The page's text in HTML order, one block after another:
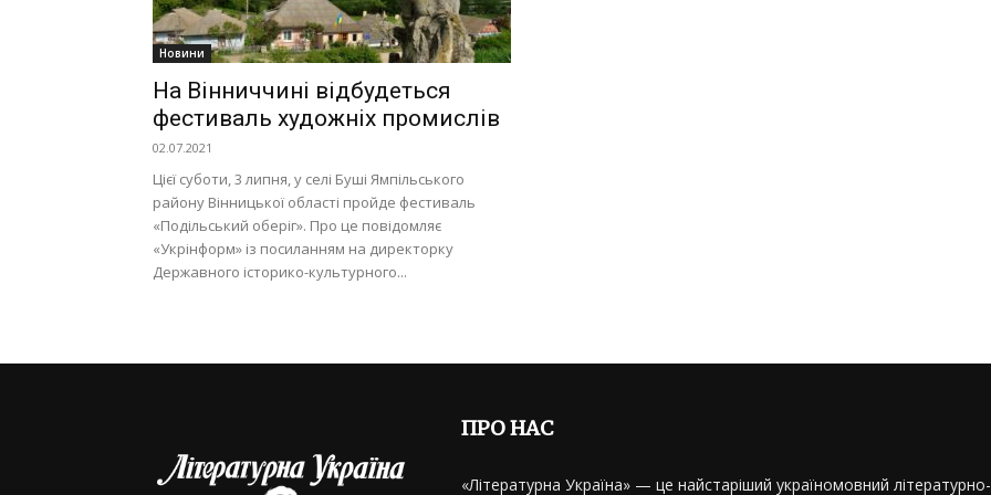
Новини
На Вінниччині відбудеться
фестиваль художніх промислів
02.07.2021
Цієї суботи, 3 липня, у селі Буші Ямпільського
району Вінницької області пройде фестиваль
«Подільський оберіг». Про це повідомляє
«Укрінформ» із посиланням на директорку
Державного історико-культурного...
ПРО НАС
«Літературна Україна» — це найстаріший україномовний